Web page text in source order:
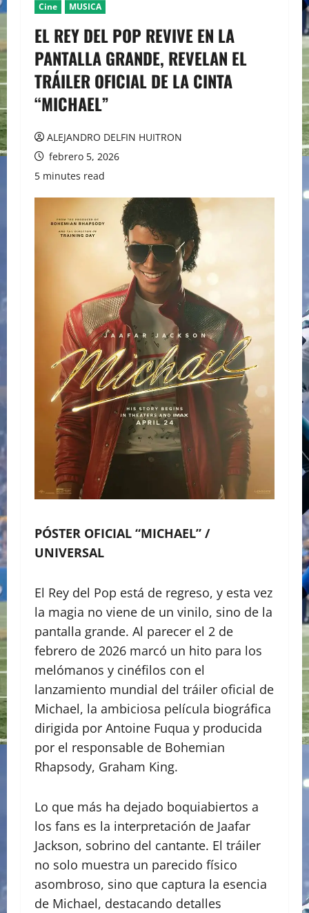
Cine MUSICA
EL REY DEL POP REVIVE EN LA
PANTALLA GRANDE, REVELAN EL
TRÁILER OFICIAL DE LA CINTA
“MICHAEL”
ALEJANDRO DELFIN HUITRON
febrero 5, 2026
5 minutes read
PÓSTER OFICIAL “MICHAEL” /
UNIVERSAL
El Rey del Pop está de regreso, y esta vez
la magia no viene de un vinilo, sino de la
pantalla grande. Al parecer el 2 de
febrero de 2026 marcó un hito para los
melómanos y cinéfilos con el
lanzamiento mundial del tráiler oficial de
Michael, la ambiciosa película biográfica
dirigida por Antoine Fuqua y producida
por el responsable de Bohemian
Rhapsody, Graham King.
​Lo que más ha dejado boquiabiertos a
los fans es la interpretación de Jaafar
Jackson, sobrino del cantante. El tráiler
no solo muestra un parecido físico
asombroso, sino que captura la esencia
de Michael, destacando detalles